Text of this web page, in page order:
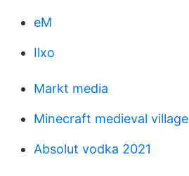
eM
Ilxo
Markt media
Minecraft medieval village
Absolut vodka 2021